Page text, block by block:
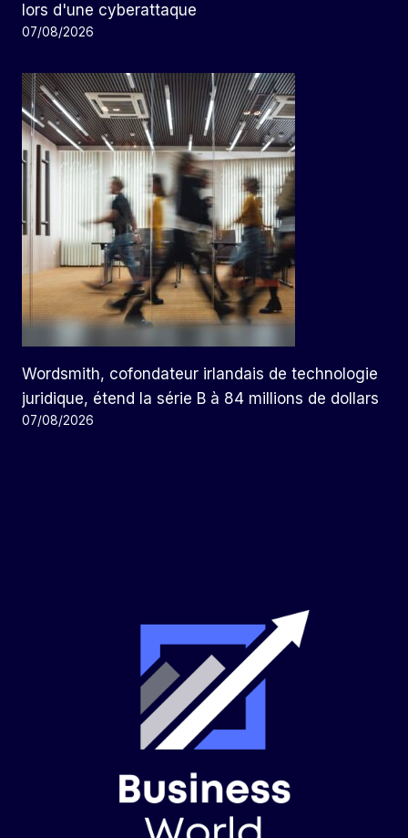
lors d'une cyberattaque
07/08/2026
Wordsmith, cofondateur irlandais de technologie
juridique, étend la série B à 84 millions de dollars
07/08/2026